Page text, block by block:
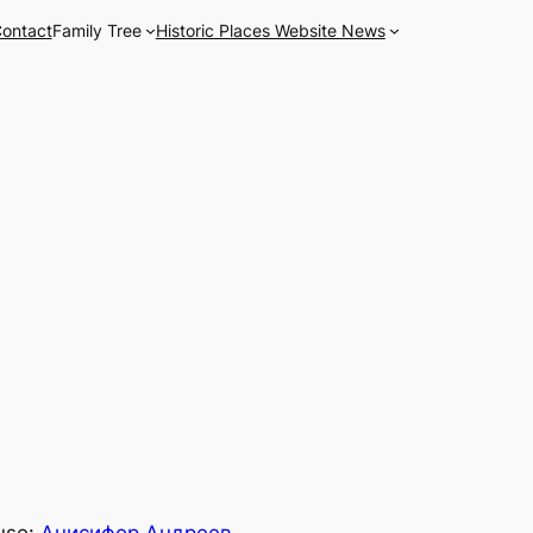
Family Tree Historic Places Website News